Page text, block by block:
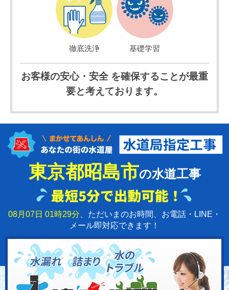
徹底洗浄 基礎学習
お客様の安心・安全 を確保することが最重
要と考えております。
東京都昭島市の水道工事
08月07日 01時29分 、ただいまのお時間、お電話・LINE・
メール即対応できます！